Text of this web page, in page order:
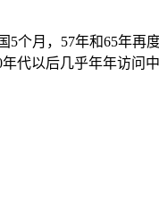
5个月，57年和65年
代以后几乎年年访问